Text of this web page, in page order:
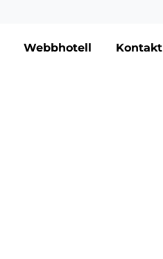
Webbhotell Kontakt